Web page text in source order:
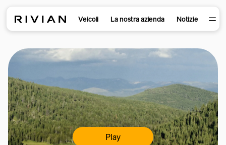
Veicoli La nostra azienda Notizie
Play